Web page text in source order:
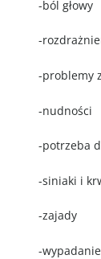
-ból głowy
-
-problemy
-nudności
-potrzeba
-siniaki i
-zajady
-